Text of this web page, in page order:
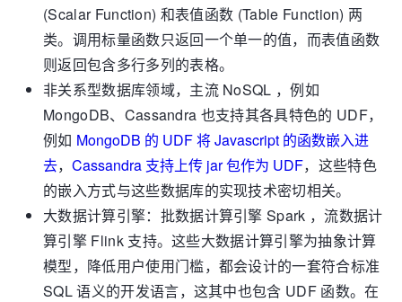
(Scalar Function) 和表值函数 (Table Function) 两
类。调用标量函数只返回一个单一的值，而表值函数
则返回包含多行多列的表格。
非关系型数据库领域，主流 NoSQL ，例如
MongoDB、Cassandra 也支持其各具特色的 UDF，
例如 MongoDB 的 UDF 将 Javascript 的函数嵌入进
去，Cassandra 支持上传 jar 包作为 UDF，这些特色
的嵌入方式与这些数据库的实现技术密切相关。
大数据计算引擎：批数据计算引擎 Spark ，流数据计
算引擎 Flink 支持。这些大数据计算引擎为抽象计算
模型，降低用户使用门槛，都会设计的一套符合标准
SQL 语义的开发语言，这其中也包含 UDF 函数。在